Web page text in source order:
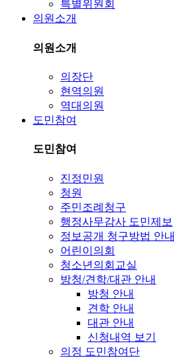
특별위원회
의원소개
의원소개
의장단
현역의원
역대의원
도민참여
도민참여
진정민원
청원
주민조례청구
행정사무감사 도민제보
정보공개 청구방법 안내
어린이의회
청소년의회교실
방청/견학/대관 안내
방청 안내
견학 안내
대관 안내
신청내역 보기
의정 도민참여단